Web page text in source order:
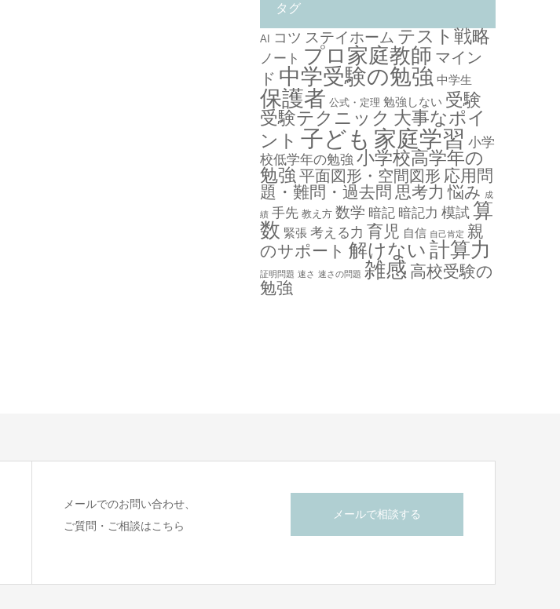
タグ
AI コツ ステイホーム テスト戦略
ノート プロ家庭教師 マイン
ド 中学受験の勉強 中学生
保護者 公式・定理 勉強しない 受験
受験テクニック 大事なポイ
ント 子ども 家庭学習 小学
校低学年の勉強 小学校高学年の
勉強 平面図形・空間図形 応用問
題・難問・過去問 思考力 悩み 成
績 手先 教え方 数学 暗記 暗記力 模試 算
数 緊張 考える力 育児 自信 自己肯定 親
のサポート 解けない 計算力
証明問題 速さ 速さの問題 雑感 高校受験の
勉強
メールでのお問い合わせ、
ご質問・ご相談はこちら
メールで相談する